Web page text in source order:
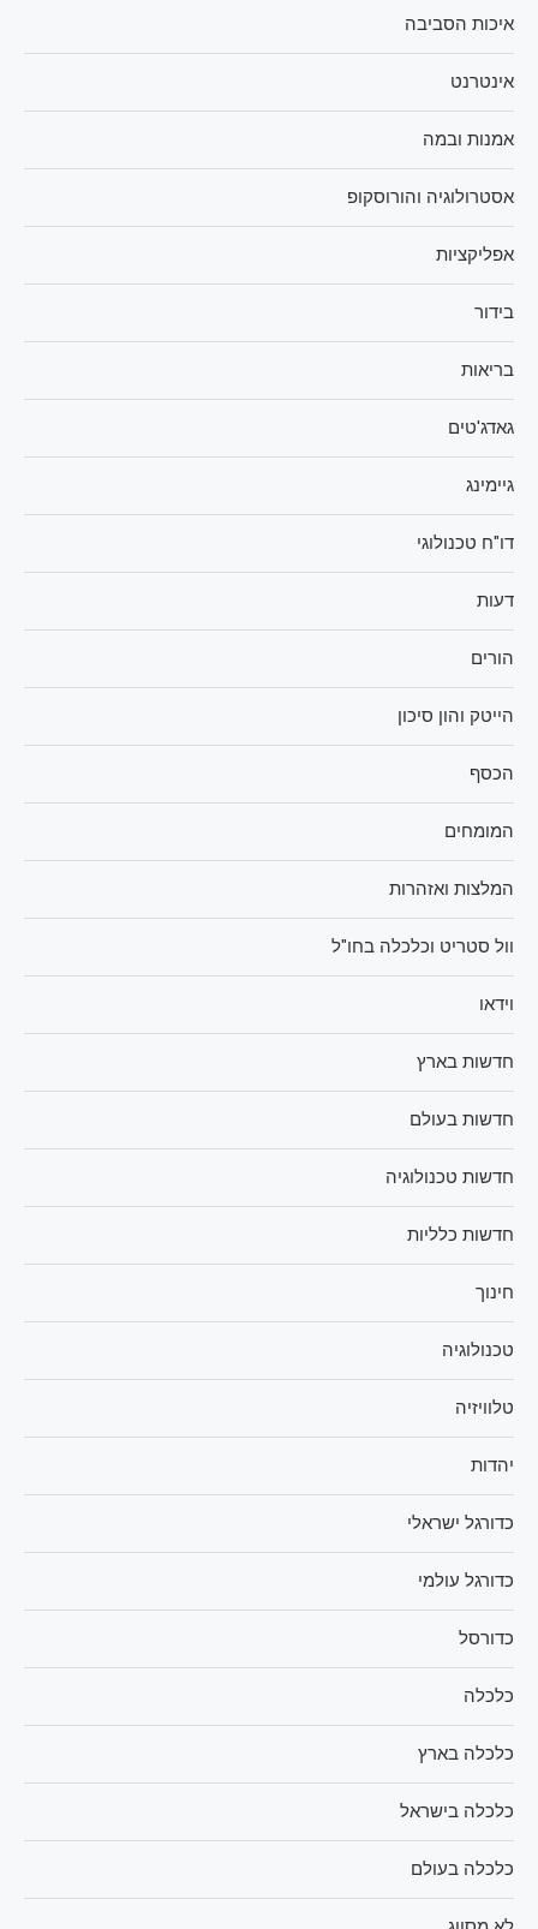
איכות הסביבה
אינטרנט
אמנות ובמה
אסטרולוגיה והורוסקופ
אפליקציות
בידור
בריאות
גאדג'טים
גיימינג
דו"ח טכנולוגי
דעות
הורים
הייטק והון סיכון
הכסף
המומחים
המלצות ואזהרות
וול סטריט וכלכלה בחו"ל
וידאו
חדשות בארץ
חדשות בעולם
חדשות טכנולוגיה
חדשות כלליות
חינוך
טכנולוגיה
טלוויזיה
יהדות
כדורגל ישראלי
כדורגל עולמי
כדורסל
כלכלה
כלכלה בארץ
כלכלה בישראל
כלכלה בעולם